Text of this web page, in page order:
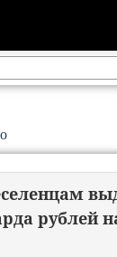
рублей